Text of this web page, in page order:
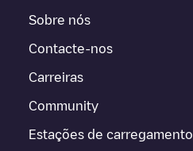
Sobre nós
Contacte-nos
Carreiras
Community
Estações de carregamento